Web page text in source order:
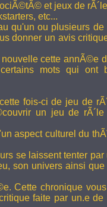
et jeux de
etc...
qu'un ou plusieurs de
donner un avis
cette annÃ©e
mots qui ont
fois-ci de jeu de
un jeu de rÃ´le
aspect culturel du
se laissent tenter par
son univers ainsi que
Cette chronique
faite par un.e de